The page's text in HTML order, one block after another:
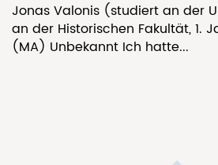
Jonas Valonis (studiert an der
an der Historischen Fakultät, 1.
(MA) Unbekannt Ich hatte...